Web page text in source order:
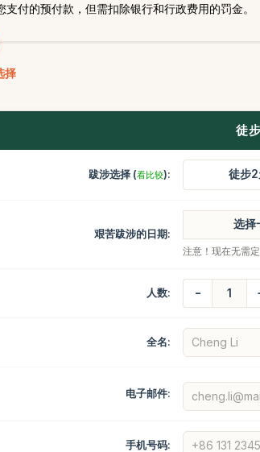
付的预付款，但需扣除银行和行政费用的罚金。
择
徒
跋涉选择 (看比较): 徒步
艰苦跋涉的日期:
注意！现在无需
人数: -
全名:
电子邮件:
手机号码: